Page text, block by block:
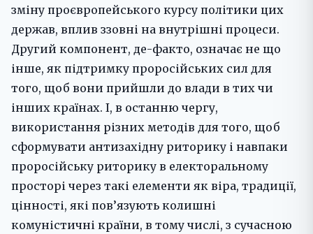
зміну проєвропейського курсу політики цих
держав, вплив ззовні на внутрішні процеси.
Другий компонент, де-факто, означає не що
інше, як підтримку проросійських сил для
того, щоб вони прийшли до влади в тих чи
інших країнах. І, в останню чергу,
використання різних методів для того, щоб
сформувати антизахідну риторику і навпаки
проросійську риторику в електоральному
просторі через такі елементи як віра, традиції,
цінності, які пов’язують колишні
комуністичні країни, в тому числі, з сучасною